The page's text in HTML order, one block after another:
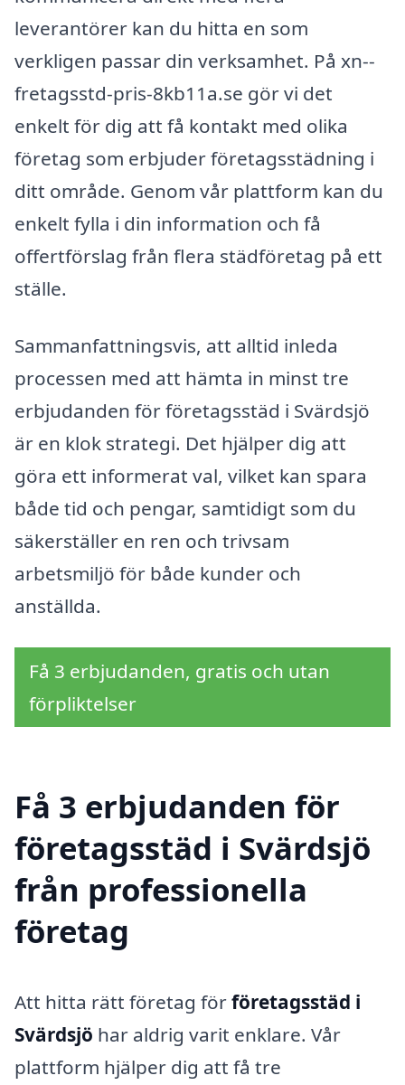
leverantörer kan du hitta en som
verkligen passar din verksamhet. På xn--
fretagsstd-pris-8kb11a.se gör vi det
enkelt för dig att få kontakt med olika
företag som erbjuder företagsstädning i
ditt område. Genom vår plattform kan du
enkelt fylla i din information och få
offertförslag från flera städföretag på ett
ställe.
Sammanfattningsvis, att alltid inleda
processen med att hämta in minst tre
erbjudanden för företagsstäd i Svärdsjö
är en klok strategi. Det hjälper dig att
göra ett informerat val, vilket kan spara
både tid och pengar, samtidigt som du
säkerställer en ren och trivsam
arbetsmiljö för både kunder och
anställda.
Få 3 erbjudanden, gratis och utan
förpliktelser
Få 3 erbjudanden för
företagsstäd i Svärdsjö
från professionella
företag
Att hitta rätt företag förföretagsstäd i
Svärdsjö har aldrig varit enklare. Vår
plattform hjälper dig att få tre